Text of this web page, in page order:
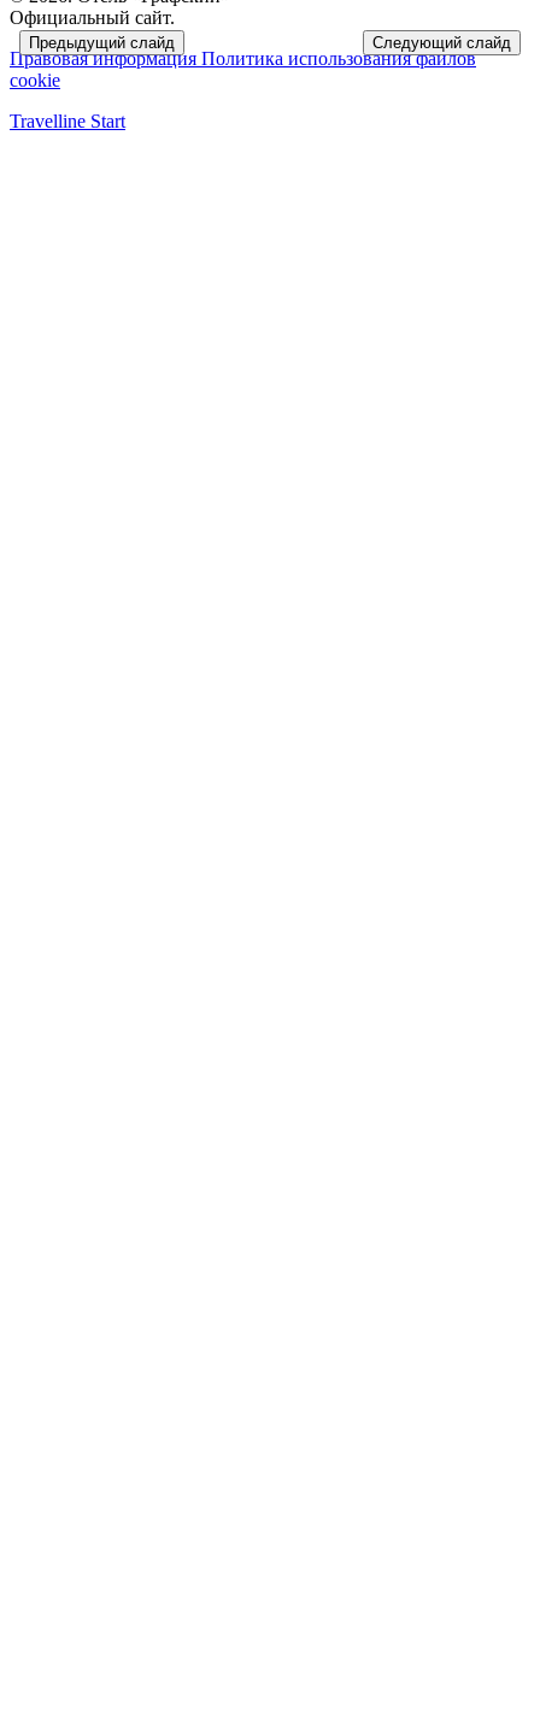
Предыдущий слайд Следующий слайд
Официальный сайт.
Правовая информация Политика использования файлов
cookie
Travelline Start